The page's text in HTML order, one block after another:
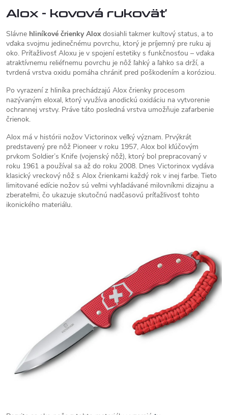
Alox - kovová rukoväť
Slávne hliníkové črienky Aloxdosiahli takmer kultový status, a to
vďaka svojmu jedinečnému povrchu, ktorý je príjemný pre ruku aj
oko. Príťažlivosť Aloxu je v spojení estetiky s funkčnosťou – vďaka
atraktívnemu reliéfnemu povrchu je nôž ľahký a ľahko sa drží, a
tvrdená vrstva oxidu pomáha chrániť pred poškodením a koróziou.
Po vyrazení z hliníka prechádzajú Alox črienky procesom
nazývaným eloxal, ktorý využíva anodickú oxidáciu na vytvorenie
ochrannej vrstvy. Práve táto posledná vrstva umožňuje zafarbenie
črienok.
Alox má v histórii nožov Victorinox veľký význam. Prvýkrát
predstavený pre nôž Pioneer v roku 1957, Alox bol kľúčovým
prvkom Soldier’s Knife (vojenský nôž), ktorý bol prepracovaný v
roku 1961 a používal sa až do roku 2008. Dnes Victorinox vydáva
klasický vreckový nôž s Alox črienkami každý rok v inej farbe. Tieto
limitované edície nožov sú veľmi vyhľadávané milovníkmi dizajnu a
zberateľmi, čo ukazuje skutočnú nadčasovú príťažlivosť tohto
ikonického materiálu.